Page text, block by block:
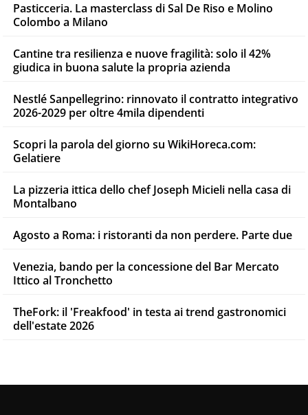
Pasticceria. La masterclass di Sal De Riso e Molino
Colombo a Milano
Cantine tra resilienza e nuove fragilità: solo il 42%
giudica in buona salute la propria azienda
Nestlé Sanpellegrino: rinnovato il contratto integrativo
2026-2029 per oltre 4mila dipendenti
Scopri la parola del giorno su WikiHoreca.com:
Gelatiere
La pizzeria ittica dello chef Joseph Micieli nella casa di
Montalbano
Agosto a Roma: i ristoranti da non perdere. Parte due
Venezia, bando per la concessione del Bar Mercato
Ittico al Tronchetto
TheFork: il 'Freakfood' in testa ai trend gastronomici
dell'estate 2026